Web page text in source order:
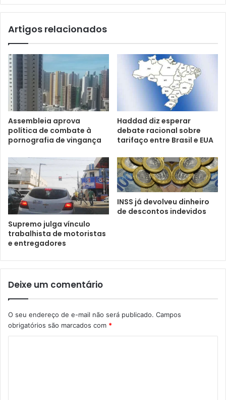
Artigos relacionados
Assembleia aprova
política de combate à
pornografia de vingança
Haddad diz esperar
debate racional sobre
tarifaço entre Brasil e EUA
Supremo julga vínculo
trabalhista de motoristas
e entregadores
INSS já devolveu dinheiro
de descontos indevidos
Deixe um comentário
O seu endereço de e-mail não será publicado. Campos
obrigatórios são marcados com *